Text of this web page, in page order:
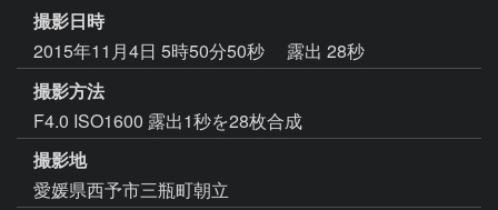
撮影日時
2015年11月4日 5時50分50秒
露出 28秒
撮影方法
F4.0 ISO1600 露出1秒を28枚合成
撮影地
愛媛県西予市三瓶町朝立